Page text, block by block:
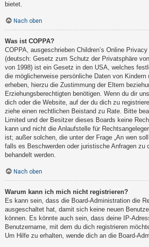
bietet.
Nach oben
Was ist COPPA?
COPPA, ausgeschrieben Children’s Online
(deutsch: Gesetz zum Schutz der Privatsphäre
von 1998) ist ein Gesetz in den USA, welches
die möglicherweise persönliche Daten von Kindern
erheben, hierzu die Zustimmung der Eltern
Erziehungsberechtigten benötigen. Wenn du dir
dich oder die Website, auf der du dich zu
ziehe einen rechtlichen Beistand zu Rate. Bitte
Limited und der Besitzer dieses Boards keine
kann und nicht die Anlaufstelle für
ist; außer solchen, die unter der Frage „An wen
falls es Beschwerden oder juristische Anfragen zu
behandelt werden.
Nach oben
Warum kann ich mich nicht registrieren?
Es kann sein, dass die Board-Administration die
ausgeschaltet hat, damit sich keine neuen
können. Es könnte auch sein, dass deine IP-
Benutzername, mit dem du dich registrieren
Um Hilfe zu erhalten, wende dich an die Board-